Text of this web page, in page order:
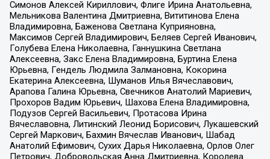
Симонов Алексей Кириллович, Флиге Ирина Анатольевна,
Мельникова Валентина Дмитриевна, Вититинова Елена
Владимировна, Баженова Светлана Куприяновна,
Максимов Сергей Владимирович, Беляев Сергей Иванович,
Голубева Елена Николаевна, Ганнушкина Светлана
Алексеевна, Закс Елена Владимировна, Буртина Елена
Юрьевна, Гендель Людмила Залмановна, Кокорина
Екатерина Алексеевна, Шуманов Илья Вячеславович,
Арапова Галина Юрьевна, Свечников Анатолий Мариевич,
Прохоров Вадим Юрьевич, Шахова Елена Владимировна,
Подузов Сергей Васильевич, Протасова Ирина
Вячеславовна, Литинский Леонид Борисович, Лукашевский
Сергей Маркович, Бахмин Вячеслав Иванович, Шабад
Анатолий Ефимович, Сухих Дарья Николаевна, Орлов Олег
Петрович, Добровольская Анна Дмитриевна, Королева